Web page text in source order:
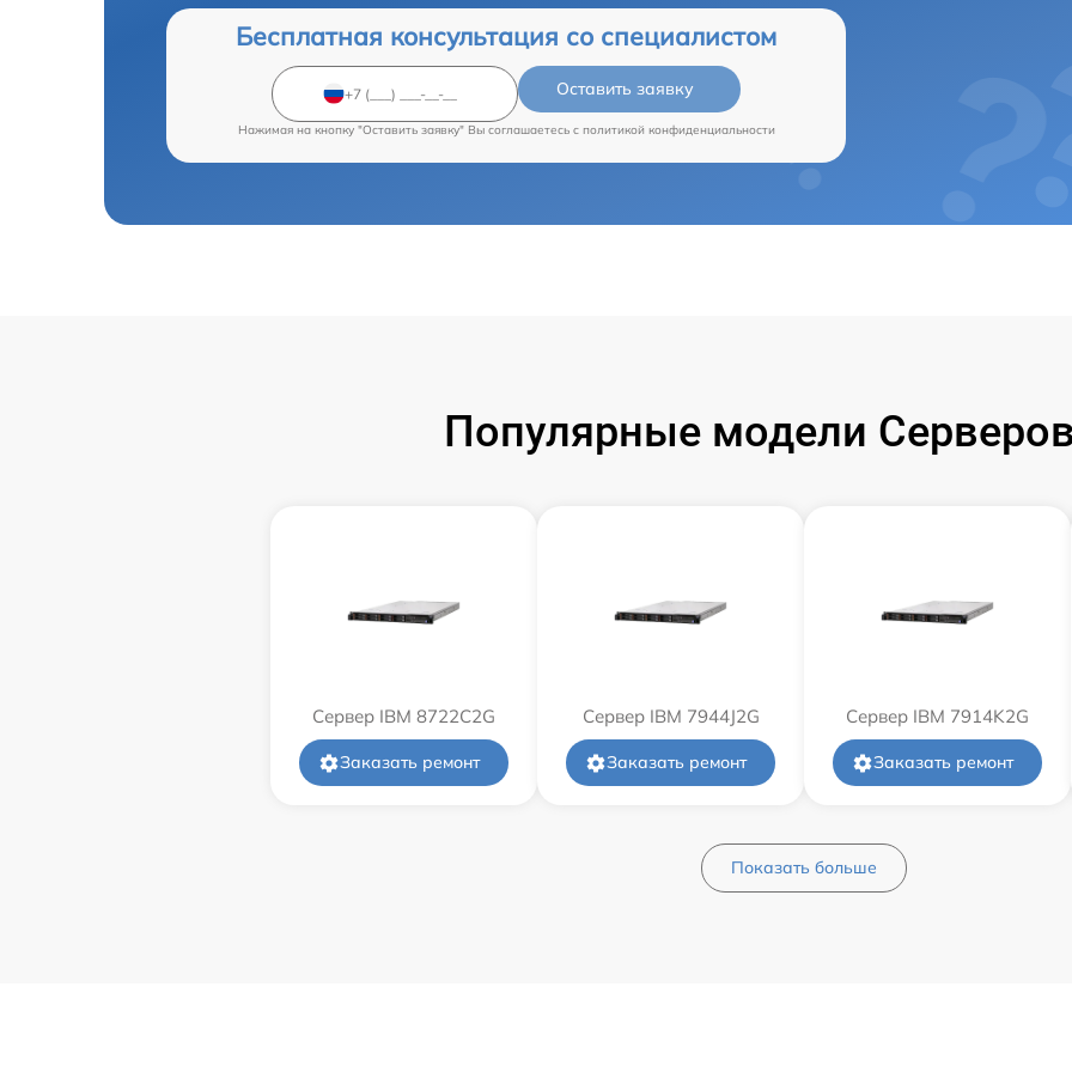
Бесплатная консультация со специалистом
Оставить заявку
Нажимая на кнопку "Оставить заявку" Вы соглашаетесь c политикой конфиденциальности
Популярные модели
Сервер IBM 8722C2G
Заказать ремонт
Сервер IBM 7944J2G
Заказать ремонт
Сервер IBM 7914K2G
Заказать ремонт
Показать больше